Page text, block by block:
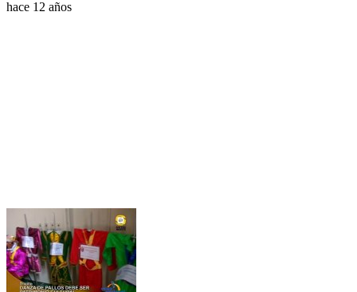
hace 12 años